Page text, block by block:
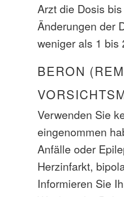
Arzt die Dosis
Änderungen der
weniger als 1 bis
BERON
Verwenden Sie
eingenommen
Anfälle oder
Herzinfarkt,
Informieren Sie